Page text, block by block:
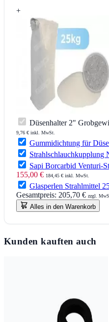
+
Düsenhalter 2"
9,76 € inkl. MwSt.
Gummidichtung für
Strahlschlauchkupplung
Sapi Borcarbid Venturi-
155,00 € 184,45 € inkl. MwSt.
Glasperlen Strahlmittel
Gesamtpreis: 205,70 € zzgl.
Alles in den Warenkorb
Kunden kauften auch